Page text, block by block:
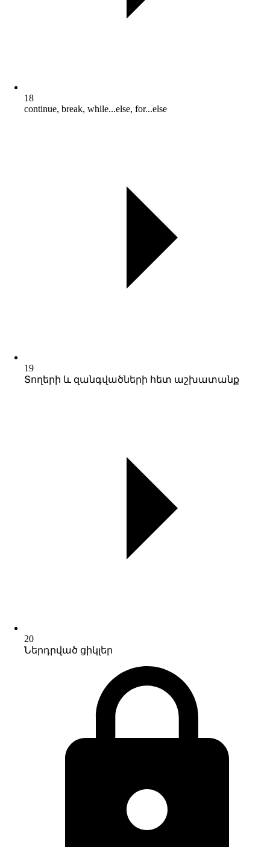
18
continue, break, while...else, for...else
19
Տողերի և զանգվածների հետ աշխատանք
20
Ներդրված ցիկլեր